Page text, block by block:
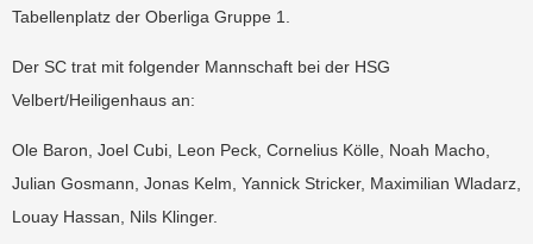
Tabellenplatz der Oberliga Gruppe 1.
Der SC trat mit folgender Mannschaft bei der HSG
Velbert/Heiligenhaus an:
Ole Baron, Joel Cubi, Leon Peck, Cornelius Kölle, Noah Macho,
Julian Gosmann, Jonas Kelm, Yannick Stricker, Maximilian Wladarz,
Louay Hassan, Nils Klinger.